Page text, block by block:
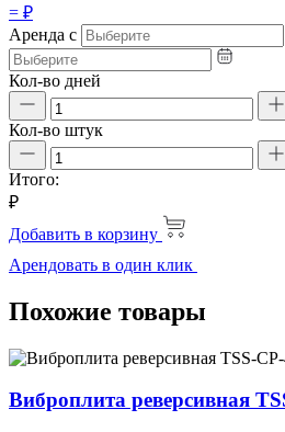
= ₽
Аренда с
Кол-во дней
Кол-во штук
Итого:
₽
Добавить в корзину
Арендовать в один клик
Похожие товары
Виброплита реверсивная